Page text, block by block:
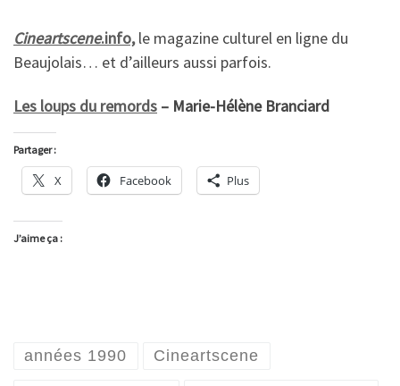
Cineartscene.info,le magazine culturel en ligne du
Beaujolais… et d’ailleurs aussi parfois.
Les loups du remords – Marie-Hélène Branciard
Partager :
X Facebook Plus
J’aime ça :
années 1990 Cineartscene